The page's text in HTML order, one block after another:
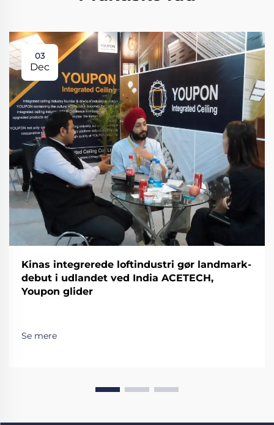
03
Dec
Kinas integrerede loftindustri gør landmark-
debut i udlandet ved India ACETECH,
Youpon glider
Se mere